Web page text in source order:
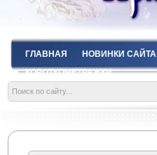
ГЛАВНАЯ НОВИНКИ САЙТА
КОРОТКОМЕТРАЖКИ